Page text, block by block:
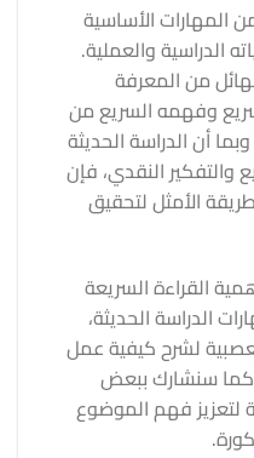
المهارات الأساسية
الدراسية والعملية.
من المعرفة
وفهمه السريع من
أن الدراسة الحديثة
والتفكير النقدي، فإن
الأمثل لتحقيق
القراءة السريعة
الدراسة الحديثة،
لشرح كيفية عمل
كما سنشارك ببعض
لتعزيز فهم الموضوع